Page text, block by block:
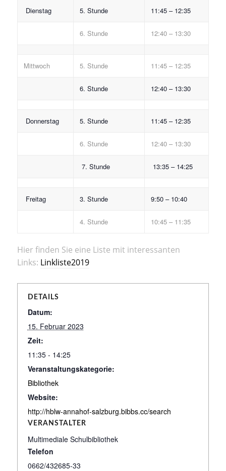
Dienstag 5. Stunde 11:45 – 12:35
6. Stunde 12:40 – 13:30
Mittwoch 5. Stunde 11:45 – 12:35
6. Stunde 12:40 – 13:30
Donnerstag 5. Stunde 11:45 – 12:35
6. Stunde 12:40 – 13:30
7. Stunde 13:35 – 14:25
Freitag 3. Stunde 9:50 – 10:40
4. Stunde 10:45 – 11:35
Hier finden Sie eine Liste mit interessanten
Links: Linkliste2019
DETAILS
Datum:
15. Februar 2023
Zeit:
11:35 - 14:25
Veranstaltungskategorie:
Bibliothek
Website:
http://hblw-annahof-salzburg.bibbs.cc/search
VERANSTALTER
Multimediale Schulbibliothek
Telefon
0662/432685-33